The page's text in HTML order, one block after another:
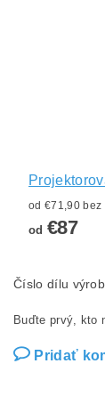
od
od €87
Číslo dílu
Buďte prvý, kto
Pridať